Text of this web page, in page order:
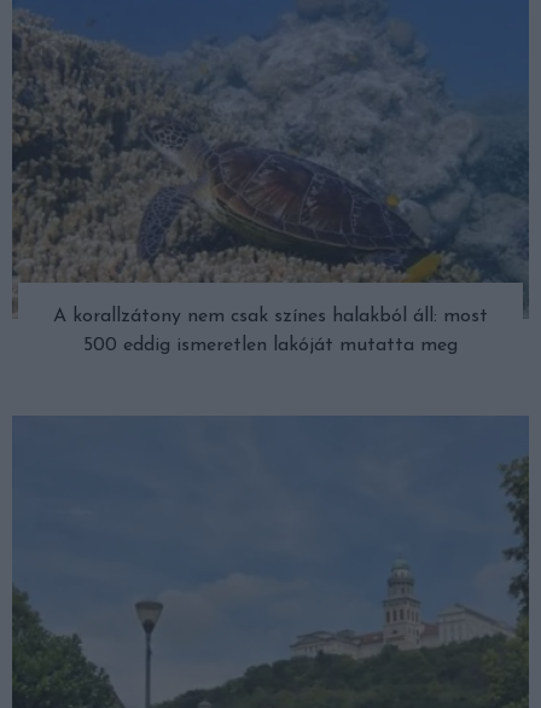
A korallzátony nem csak színes halakból áll: most
500 eddig ismeretlen lakóját mutatta meg